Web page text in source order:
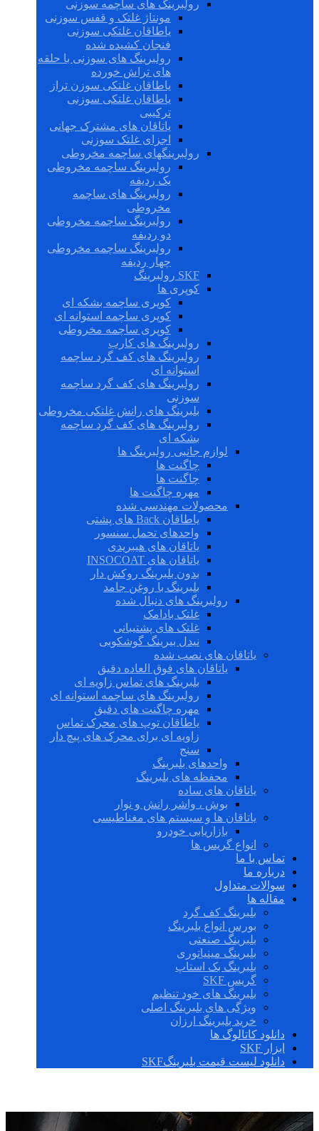
رولبرینگ های ساچمه سوزنی
مونتاژ غلتک و قفس سوزنی
یاطاقان غلتکی سوزنی
فنجان کشیده شده
رولبرینگ های سوزنی با حلقه
های تراش خورده
یاطاقان غلتکی سوزن تراز
یاطاقان غلتکی سوزنی
ترکیبی
یاتاقان های مشترک جهانی
اجزای غلتک سوزنی
رولبرینگهای ساچمه مخروطی
رولبرینگ ساچمه مخروطی
یک ردیفه
رولبرینگ های ساچمه
مخروطی
رولبرینگ ساچمه مخروطی
دو ردیفه
رولبرینگ ساچمه مخروطی
چهار ردیفه
SKF رولبرینگ
کوپری ها
کوپری ساچمه بشکه ای
کوپری ساچمه استوانه ای
کوپری ساچمه مخروطی
رولبرینگ های کارب
رولبرینگ های کف گرد ساچمه
استوانه ای
رولبرینگ های کف گرد ساچمه
سوزنی
بلبرینگ های رانش غلتکی مخروطی
رولبرینگ های کف گرد ساچمه
بشکه ای
لوازم جانبی رولبرینگ ها
چاگنت ها
چاگنت ها
مهره چاگنت ها
محصولات مهندسی شده
یاطاقان Back های پشتی
واحدهای تحمل سنسور
یاتاقان های هیبریدی
یاتاقان های INSOCOAT
بدون بلبرینگ روکش دار
بلبرینگ با روغن جامد
رولبرینگ های دنبال شده
غلتک بادامک
غلتک های پشتیبانی
نیدل بیرینگ گوشکوبی
یاتاقان های نصب شده
یاتاقان های فوق العاده دقیق
بلبرینگ های تماس زاویه ای
رولبرینگ های ساچمه استوانه ای
مهره چاگنت های دقیق
یاطاقان توپ های محرک تماس
زاویه ای برای محرک های پیچ دار
سنج
واحدهای بلبرینگ
محفظه های بلبرینگ
یاتاقان های ساده
بوش ، واشر رانش و نوار
یاتاقان ها و سیستم های مغناطیسی
بازاریابی خودرو
انواع گریس ها
تماس با ما
درباره ما
سوالات متداول
مقاله ها
بلبرینگ کف گرد
بورس انواع بلبرینگ
بلبرینگ صنعتی
بلبرینگ مینیاتوری
بلبرینگ بک استاپ
گریس SKF
بلبرینگ های خود تنظیم
ویژگی های بلبرینگ اصلی
خرید بلبرینگ ارزان
دانلود کاتالوگ ها
ابزار SKF
دانلود لیست قیمت بلبرینگSKF